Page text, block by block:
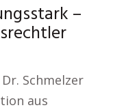
–
Schmelzer
aus